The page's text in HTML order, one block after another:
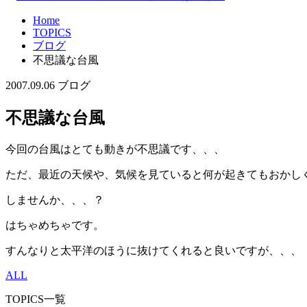
Home
TOPICS
ブログ
不思議な台風
2007.09.06 ブログ
不思議な台風
今回の台風はとても動きが不思議です、、、
ただ、最近の天候や、気候を見ていると何が起きてもおかし
しませんか、、、？
はちゃめちゃです。
すんなりと太平洋のほうに抜けてくれると良いですが、、、
ALL
TOPICS一覧